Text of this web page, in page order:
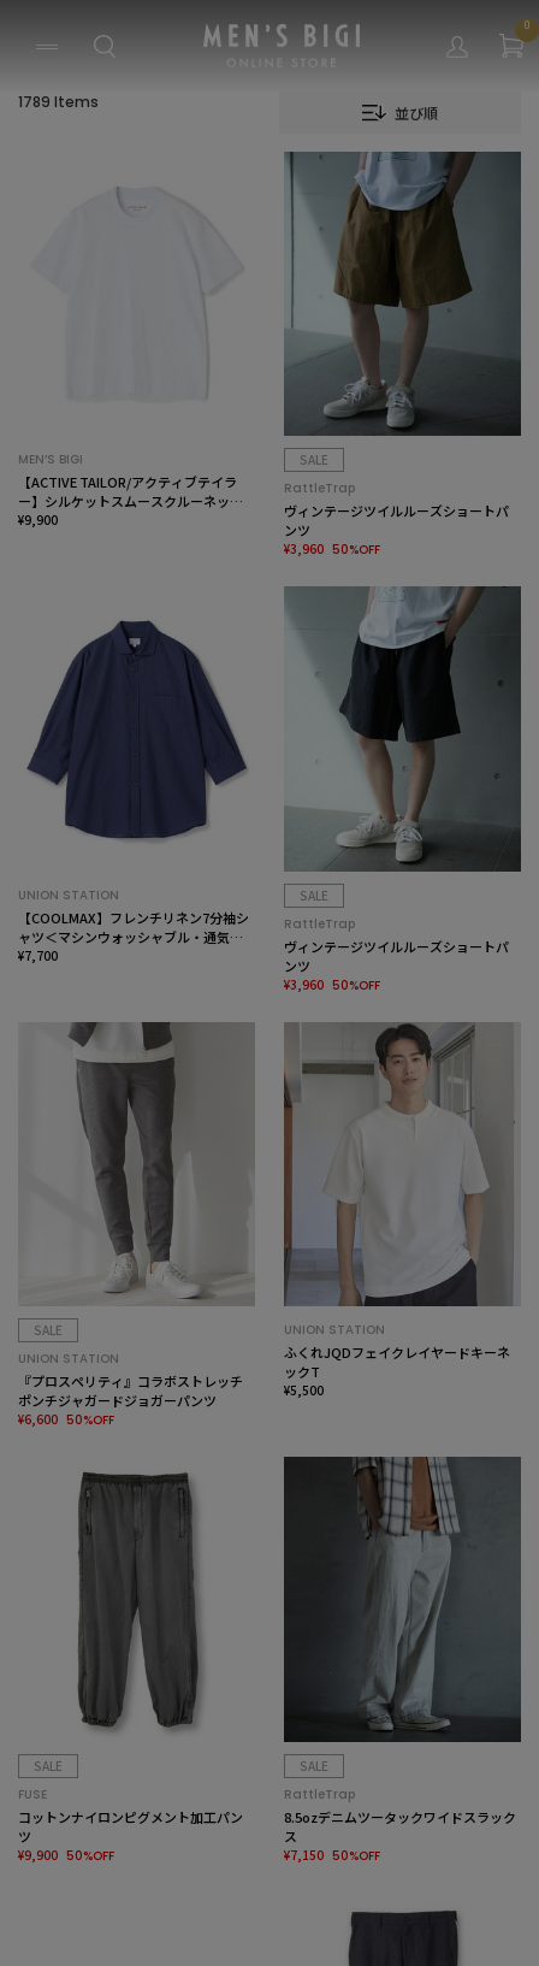
0
1789 Items 並び順
MEN’S BIGI
【ACTIVE TAILOR/アクティブテイラ
ー】シルケットスムースクルーネックT
シャツ＜接触冷感 / UVカット＞
¥9,900
SALE
RattleTrap
ヴィンテージツイルルーズショートパ
ンツ
¥3,960 50%OFF
UNION STATION
【COOLMAX】フレンチリネン7分袖シ
ャツ＜マシンウォッシャブル・通気性
＞
¥7,700
SALE
RattleTrap
ヴィンテージツイルルーズショートパ
ンツ
¥3,960 50%OFF
SALE
UNION STATION
『プロスペリティ』コラボストレッチ
ポンチジャガードジョガーパンツ
¥6,600 50%OFF
UNION STATION
ふくれJQDフェイクレイヤードキーネ
ックT
¥5,500
SALE
FUSE
コットンナイロンピグメント加工パン
ツ
¥9,900 50%OFF
SALE
RattleTrap
8.5ozデニムツータックワイドスラック
ス
¥7,150 50%OFF